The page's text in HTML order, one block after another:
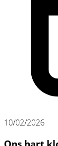
10/02/2026